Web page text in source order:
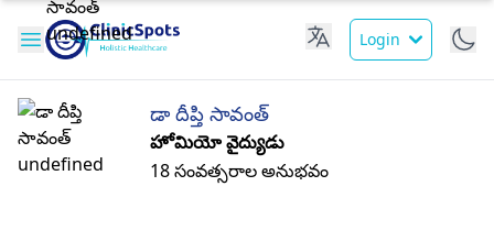
Login
డా దీప్తి సావంత్
హోమియో వైద్యుడు
18 సంవత్సరాల అనుభవం